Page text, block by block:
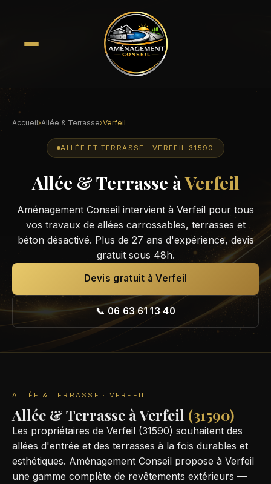
Accueil›Allée & Terrasse›Verfeil
ALLÉE ET TERRASSE · VERFEIL 31590
Allée & Terrasse àVerfeil
Aménagement Conseil intervient à Verfeil pour tous
vos travaux de allées carrossables, terrasses et
béton désactivé. Plus de 27 ans d'expérience, devis
gratuit sous 48h.
Devis gratuit à Verfeil
📞 06 63 61 13 40
ALLÉE & TERRASSE · VERFEIL
Allée & Terrasse à Verfeil (31590)
Les propriétaires de Verfeil (31590) souhaitent des
allées d'entrée et des terrasses à la fois durables et
esthétiques. Aménagement Conseil propose à Verfeil
une gamme complète de revêtements extérieurs —